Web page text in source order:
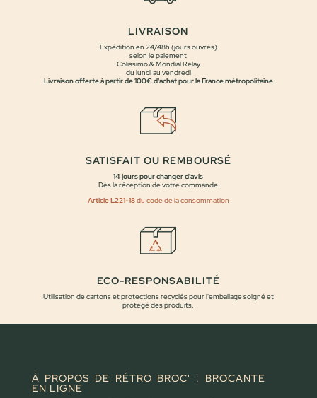
LIVRAISON
Expédition en 24/48h (jours ouvrés)
selon le paiement
Colissimo & Mondial Relay
du lundi au vendredi
Livraison offerte à partir de 100€ d'achat pour la France métropolitaine
SATISFAIT OU REMBOURSÉ
14 jours pour changer d'avis
Dès la réception de votre commande
Article L221-18du code de la consommation
ECO-RESPONSABILITÉ
Utilisation de cartons et protections recyclés pour l'emballage soigné et
protégé des produits.
À PROPOS DE RÉTRO BROC' : BROCANTE
EN LIGNE